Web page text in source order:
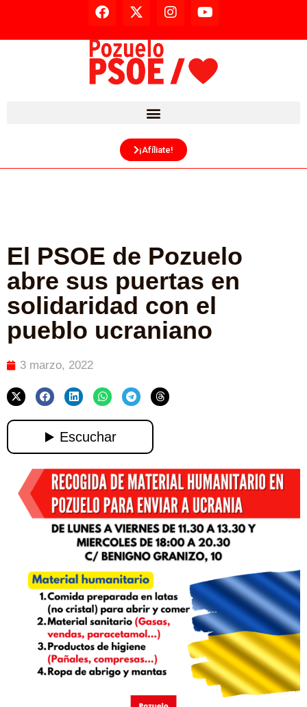
¡Afíliate!
El PSOE de Pozuelo
abre sus puertas en
solidaridad con el
pueblo ucraniano
3 marzo, 2022